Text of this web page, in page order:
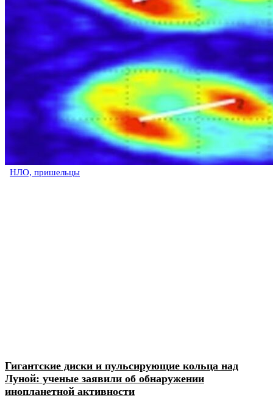
НЛО, пришельцы
Гигантские диски и пульсирующие кольца над
Луной: ученые заявили об обнаружении
инопланетной активности